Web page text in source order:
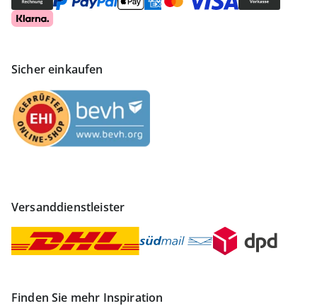
Sicher einkaufen
Versanddienstleister
Finden Sie mehr Inspiration